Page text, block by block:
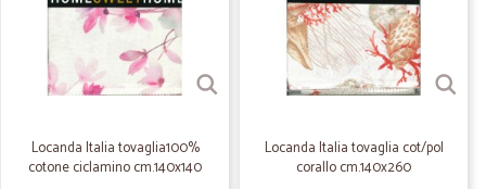
assoluta. La spesa aveva un ottimo packaging, è
La carne e l'insalata sono stati mantenuti
usciti dal frigorifero, il corriere è stato altrettanto preciso
Locanda Italia tovaglia100%
cotone ciclamino cm.140x140
Locanda Italia tovaglia cot/pol
corallo cm.140x260